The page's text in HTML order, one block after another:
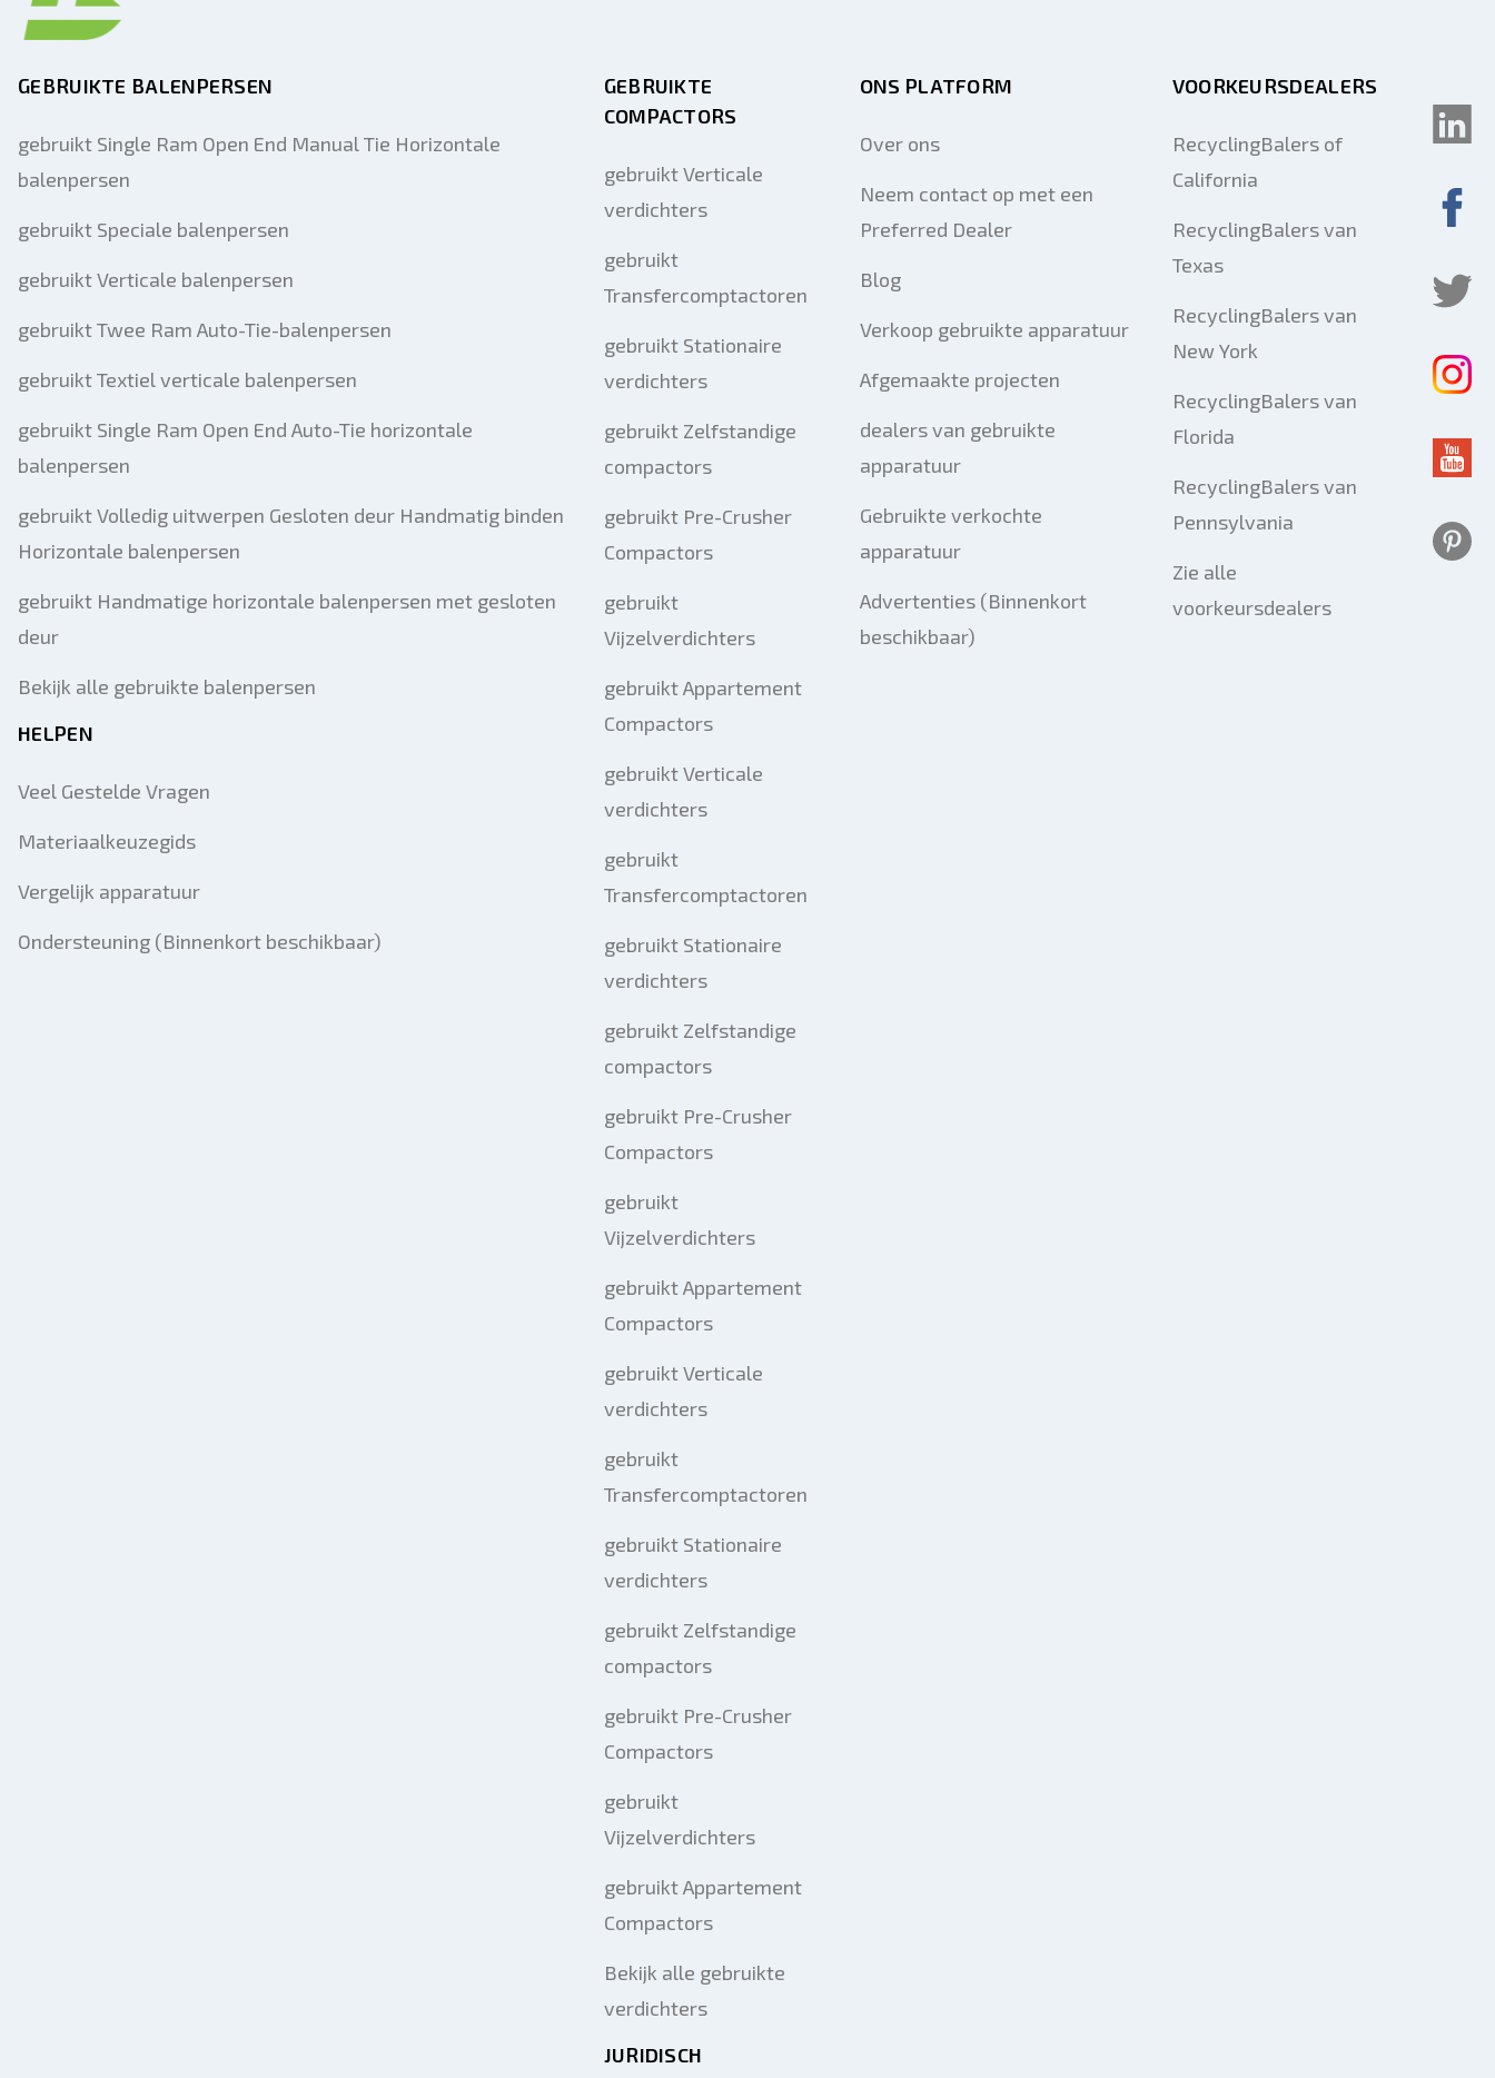
GEBRUIKTE BALENPERSEN
gebruikt Single Ram Open End Manual Tie Horizontale
balenpersen
gebruikt Speciale balenpersen
gebruikt Verticale balenpersen
gebruikt Twee Ram Auto-Tie-balenpersen
gebruikt Textiel verticale balenpersen
gebruikt Single Ram Open End Auto-Tie horizontale
balenpersen
gebruikt Volledig uitwerpen Gesloten deur Handmatig binden
Horizontale balenpersen
gebruikt Handmatige horizontale balenpersen met gesloten
deur
Bekijk alle gebruikte balenpersen
HELPEN
Veel Gestelde Vragen
Materiaalkeuzegids
Vergelijk apparatuur
Ondersteuning (Binnenkort beschikbaar)
GEBRUIKTE
COMPACTORS
gebruikt Verticale
verdichters
gebruikt
Transfercomptactoren
gebruikt Stationaire
verdichters
gebruikt Zelfstandige
compactors
gebruikt Pre-Crusher
Compactors
gebruikt
Vijzelverdichters
gebruikt Appartement
Compactors
gebruikt Verticale
verdichters
gebruikt
Transfercomptactoren
gebruikt Stationaire
verdichters
gebruikt Zelfstandige
compactors
gebruikt Pre-Crusher
Compactors
gebruikt
Vijzelverdichters
gebruikt Appartement
Compactors
gebruikt Verticale
verdichters
gebruikt
Transfercomptactoren
gebruikt Stationaire
verdichters
gebruikt Zelfstandige
compactors
gebruikt Pre-Crusher
Compactors
gebruikt
Vijzelverdichters
gebruikt Appartement
Compactors
Bekijk alle gebruikte
verdichters
JURIDISCH
ONS PLATFORM
Over ons
Neem contact op met een
Preferred Dealer
Blog
Verkoop gebruikte apparatuur
Afgemaakte projecten
dealers van gebruikte
apparatuur
Gebruikte verkochte
apparatuur
Advertenties (Binnenkort
beschikbaar)
VOORKEURSDEALERS
RecyclingBalers of
California
RecyclingBalers van
Texas
RecyclingBalers van
New York
RecyclingBalers van
Florida
RecyclingBalers van
Pennsylvania
Zie alle
voorkeursdealers